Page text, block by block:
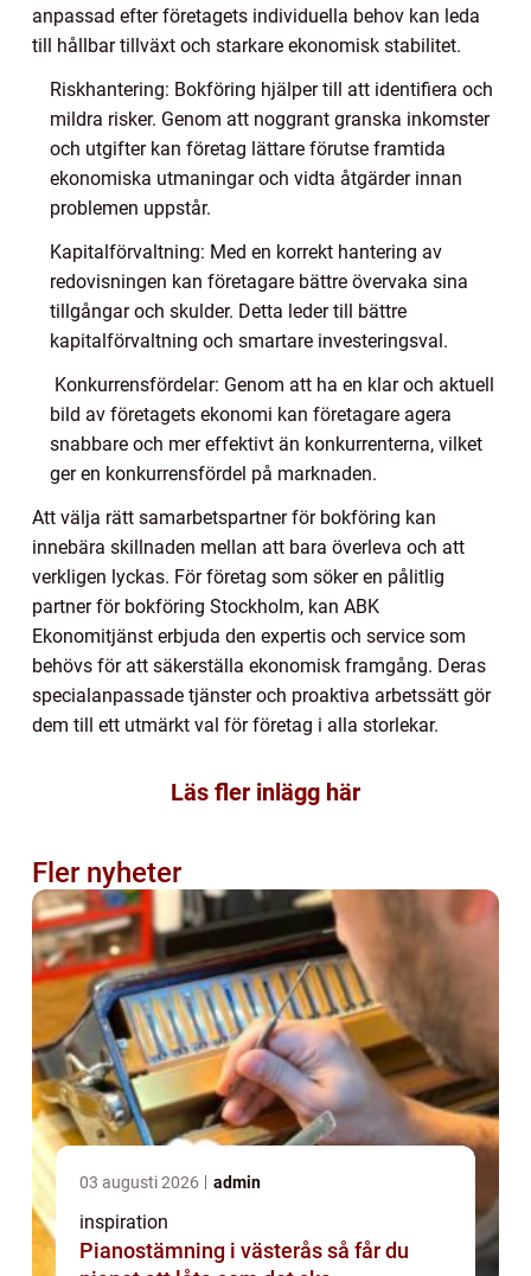
anpassad efter företagets individuella behov kan leda
till hållbar tillväxt och starkare ekonomisk stabilitet.
Riskhantering: Bokföring hjälper till att identifiera och
mildra risker. Genom att noggrant granska inkomster
och utgifter kan företag lättare förutse framtida
ekonomiska utmaningar och vidta åtgärder innan
problemen uppstår.
Kapitalförvaltning: Med en korrekt hantering av
redovisningen kan företagare bättre övervaka sina
tillgångar och skulder. Detta leder till bättre
kapitalförvaltning och smartare investeringsval.
Konkurrensfördelar: Genom att ha en klar och aktuell
bild av företagets ekonomi kan företagare agera
snabbare och mer effektivt än konkurrenterna, vilket
ger en konkurrensfördel på marknaden.
Att välja rätt samarbetspartner för bokföring kan
innebära skillnaden mellan att bara överleva och att
verkligen lyckas. För företag som söker en pålitlig
partner för bokföring Stockholm, kan ABK
Ekonomitjänst erbjuda den expertis och service som
behövs för att säkerställa ekonomisk framgång. Deras
specialanpassade tjänster och proaktiva arbetssätt gör
dem till ett utmärkt val för företag i alla storlekar.
Läs fler inlägg här
Fler nyheter
03 augusti 2026 admin
inspiration
Pianostämning i västerås så får du